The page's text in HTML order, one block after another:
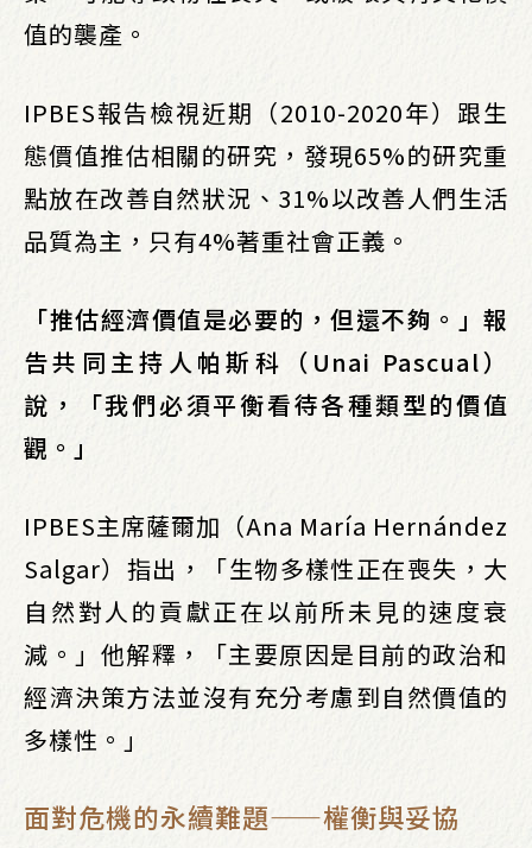
值的襲產。
IPBES報告檢視近期（2010-2020年）跟生
態價值推估相關的研究，發現65%的研究重
點放在改善自然狀況、31%以改善人們生活
品質為主，只有4%著重社會正義。
「推估經濟價值是必要的，但還不夠。」報
告共同主持人帕斯科（Unai Pascual）
說，「我們必須平衡看待各種類型的價值
觀。」
IPBES主席薩爾加（Ana María Hernández
Salgar）指出，「生物多樣性正在喪失，大
自然對人的貢獻正在以前所未見的速度衰
減。」他解釋，「主要原因是目前的政治和
經濟決策方法並沒有充分考慮到自然價值的
多樣性。」
面對危機的永續難題——權衡與妥協